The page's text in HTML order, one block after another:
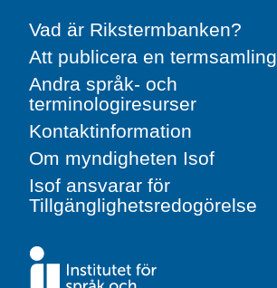
Vad är Rikstermbanken?
Att publicera en termsamling
Andra språk- och
terminologiresurser
Kontaktinformation
Om myndigheten Isof
Isof ansvarar för
Tillgänglighetsredogörelse